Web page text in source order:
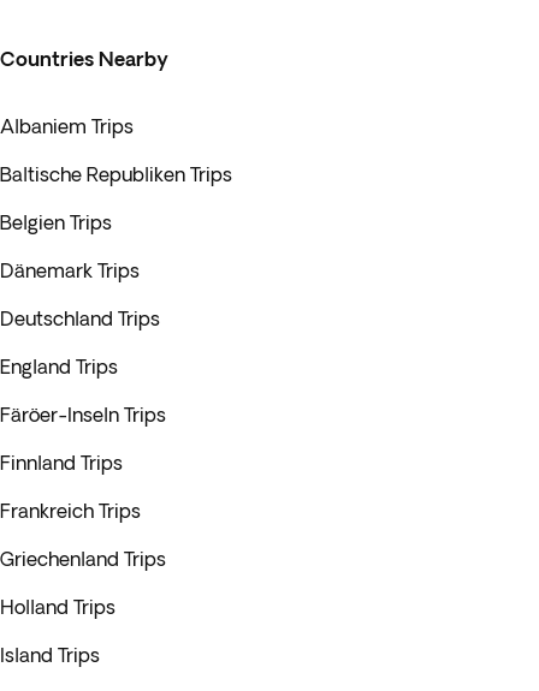
Countries Nearby
Albaniem Trips
Baltische Republiken Trips
Belgien Trips
Dänemark Trips
Deutschland Trips
England Trips
Färöer-Inseln Trips
Finnland Trips
Frankreich Trips
Griechenland Trips
Holland Trips
Island Trips